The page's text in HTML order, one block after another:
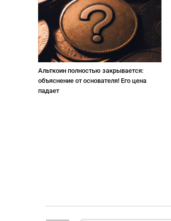
Альткоин полностью закрывается:
объяснение от основателя! Его цена
падает